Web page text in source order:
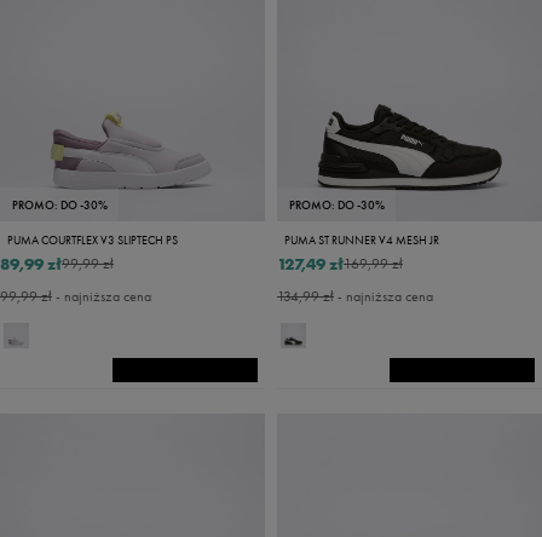
PROMO: DO -30%
PUMA COURTFLEX V3 SLIPTECH PS
99,99 zł
89,99 zł
99,99 zł- najniższa cena
PROMO: DO -30%
PUMA ST RUNNER V4 MESH JR
169,99 zł
127,49 zł
134,99 zł- najniższa cena